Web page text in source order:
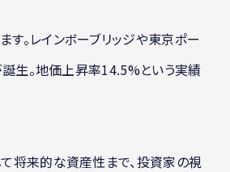
。レインボーブリッジや東京ポー
誕生。地価上昇率14.5%という実績
将来的な資産性まで、投資家の視